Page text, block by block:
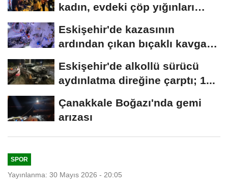
kadın, evdeki çöp yığınları
Eskişehir'de kazasının
ardından çıkan bıçaklı kavga
Eskişehir'de alkollü sürücü
aydınlatma direğine çarptı; 1...
Çanakkale Boğazı'nda gemi
arızası
SPOR
Yayınlanma: 30 Mayıs 2026 - 20:05